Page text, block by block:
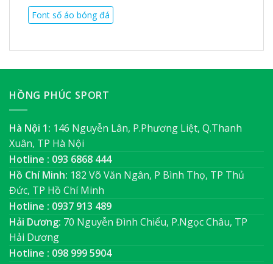
Font số áo bóng đá
HỒNG PHÚC SPORT
Hà Nội 1: 146 Nguyễn Lân, P.Phương Liệt, Q.Thanh
Xuân, TP Hà Nội
Hotline : 093 6868 444
Hồ Chí Minh: 182 Võ Văn Ngân, P Bình Thọ, TP Thủ
Đức, TP Hồ Chí Minh
Hotline : 0937 913 489
Hải Dương: 70 Nguyễn Đình Chiểu, P.Ngọc Châu, TP
Hải Dương
Hotline : 098 999 5904